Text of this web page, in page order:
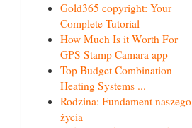
Gold365 copyright: Your
Complete Tutorial
How Much Is it Worth For
GPS Stamp Camara app
Top Budget Combination
Heating Systems ...
Rodzina: Fundament naszego
życia